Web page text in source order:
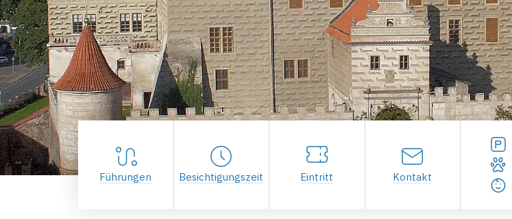
Führungen Besichtigungszeit Eintritt Kontakt